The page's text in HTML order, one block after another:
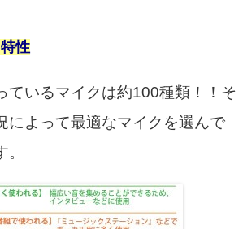
性
ているマイクは約100種類！！そ
によって最適なマイクを選んで